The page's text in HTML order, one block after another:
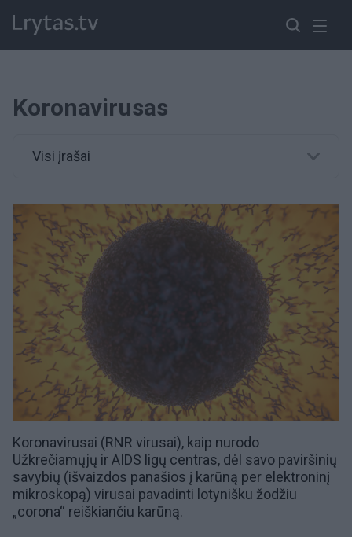
Koronavirusas
Visi įrašai
Koronavirusai (RNR virusai), kaip nurodo
Užkrečiamųjų ir AIDS ligų centras, dėl savo paviršinių
savybių (išvaizdos panašios į karūną per elektroninį
mikroskopą) virusai pavadinti lotynišku žodžiu
„corona“ reiškiančiu karūną.